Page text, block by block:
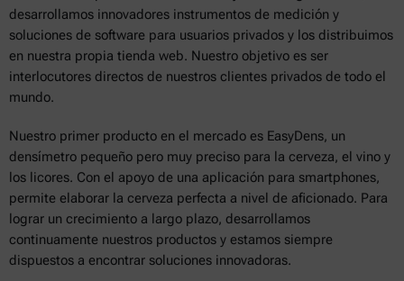
desarrollamos innovadores instrumentos de medición y
soluciones de software para usuarios privados y los distribuimos
en nuestra propia tienda web. Nuestro objetivo es ser
interlocutores directos de nuestros clientes privados de todo el
mundo.
Nuestro primer producto en el mercado es EasyDens, un
densímetro pequeño pero muy preciso para la cerveza, el vino y
los licores. Con el apoyo de una aplicación para smartphones,
permite elaborar la cerveza perfecta a nivel de aficionado. Para
lograr un crecimiento a largo plazo, desarrollamos
continuamente nuestros productos y estamos siempre
dispuestos a encontrar soluciones innovadoras.